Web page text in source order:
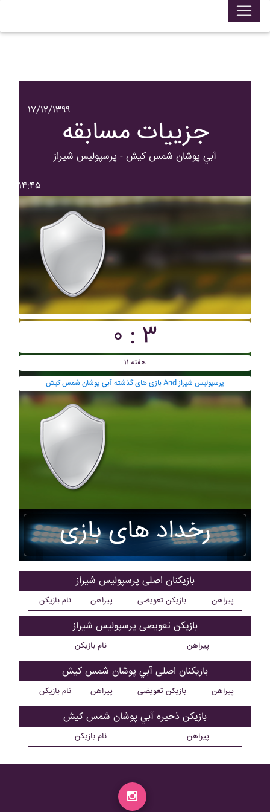
۱۷/۱۲/۱۳۹۹
جزییات مسابقه
آبي پوشان شمس کيش - پرسپوليس شيراز
۱۴:۴۵
۰ : ۳
هفته ۱۱
بازی های گذشته آبي پوشان شمس کيش And پرسپوليس شيراز
رخداد های بازی
بازیکنان اصلی پرسپوليس شيراز
نام بازیکن پیراهن بازیکن تعویضی پیراهن
بازیکن تعویضی پرسپوليس شيراز
نام بازیکن پیراهن
بازیکنان اصلی آبي پوشان شمس کيش
نام بازیکن پیراهن بازیکن تعویضی پیراهن
بازیکن ذحیره آبي پوشان شمس کيش
نام بازیکن پیراهن